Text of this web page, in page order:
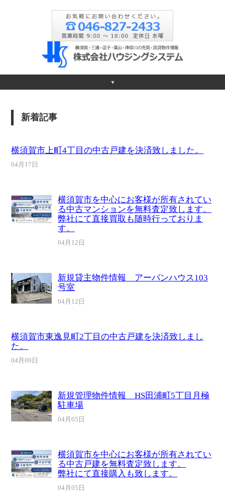
▼
新着記事
横須賀市上町4丁目の中古戸建を決済致しました。
04月17日
横須賀市を中心にお客様が所有されてい
る中古マンションを無料査定致します。
弊社にて直接買取も随時行っておりま
す。
04月12日
新規貸主物件情報 アーバンハウス103
号室
04月12日
横須賀市東逸見町2丁目の中古戸建を決済致しまし
た。
04月09日
新規管理物件情報 HS田浦町5丁目月極
駐車場
04月05日
横須賀市を中心にお客様が所有されてい
る中古戸建を無料査定致します。
弊社にて直接購入も致します。
04月05日